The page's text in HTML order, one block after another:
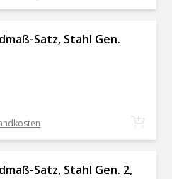
Satz, Stahl Gen.
Satz, Stahl Gen. 2,